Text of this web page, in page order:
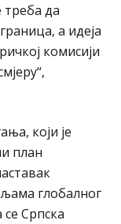
да
а идеја
комисији
који је
план
глобалног
Српска